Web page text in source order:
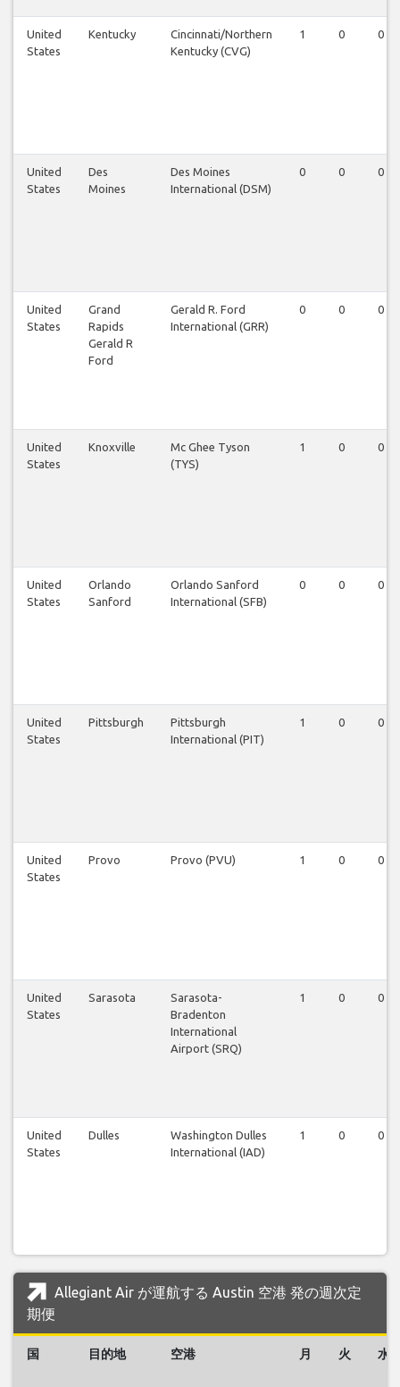
United
States
Kentucky
Cincinnati/Northern
Kentucky (CVG)
1 0 0
United
States
Des
Moines
Des Moines
International (DSM)
0 0 0
United
States
Grand
Rapids
Gerald R
Ford
Gerald R. Ford
International (GRR)
0 0 0
United
States
Knoxville
Mc Ghee Tyson
(TYS)
1 0 0
United
States
Orlando
Sanford
Orlando Sanford
International (SFB)
0 0 0
United
States
Pittsburgh
Pittsburgh
International (PIT)
1 0 0
United
States
Provo Provo (PVU) 1 0 0
United
States
Sarasota
Sarasota-
Bradenton
International
Airport (SRQ)
1 0 0
United
States
Dulles
Washington Dulles
International (IAD)
1 0 0
Allegiant Air が運航する Austin 空港 発の週次定
期便
国 目的地 空港 月 火 水